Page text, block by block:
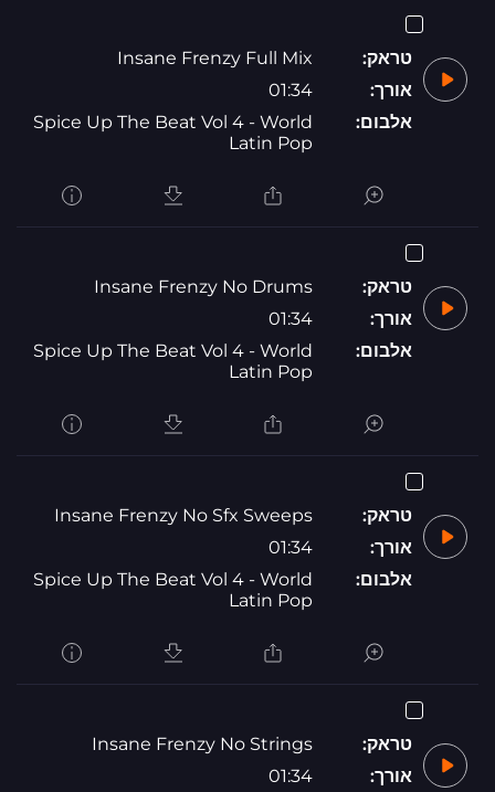
טראק:
Insane Frenzy Full Mix
אורך:
01:34
אלבום:
Spice Up The Beat Vol 4 - World
Latin Pop
טראק:
Insane Frenzy No Drums
אורך:
01:34
אלבום:
Spice Up The Beat Vol 4 - World
Latin Pop
טראק:
Insane Frenzy No Sfx Sweeps
אורך:
01:34
אלבום:
Spice Up The Beat Vol 4 - World
Latin Pop
טראק:
Insane Frenzy No Strings
אורך:
01:34